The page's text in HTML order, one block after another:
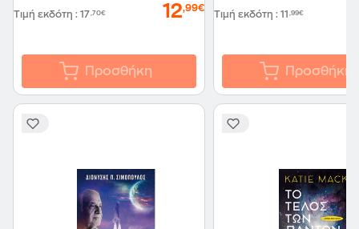
Τιμή εκδότη : 17,70€ 12,99€
Προσθήκη
Τιμή εκδότη : 11,99€
Προσθήκη